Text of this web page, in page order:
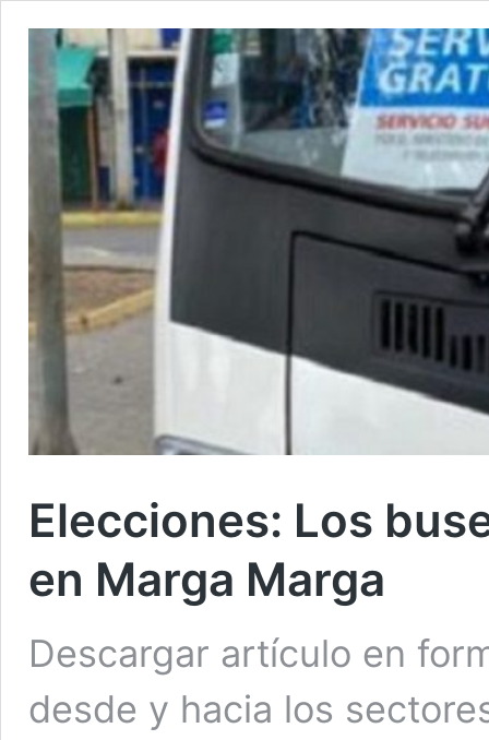
Elecciones: Los
en Marga Marga
Descargar artículo en
desde y hacia los